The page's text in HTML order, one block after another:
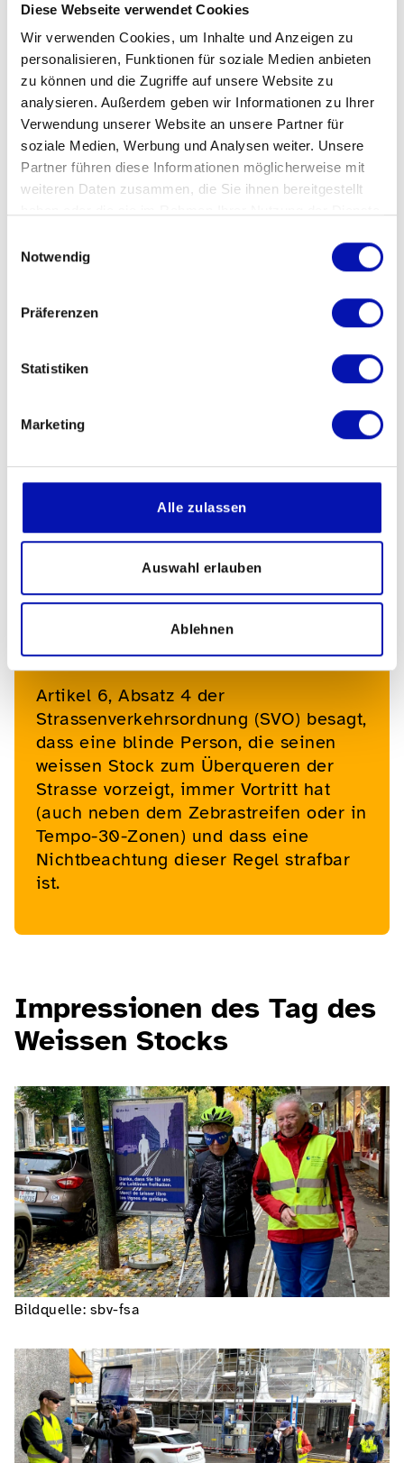
Diese Webseite verwendet Cookies
Wir verwenden Cookies, um Inhalte und Anzeigen zu
personalisieren, Funktionen für soziale Medien anbieten
zu können und die Zugriffe auf unsere Website zu
analysieren. Außerdem geben wir Informationen zu Ihrer
Verwendung unserer Website an unsere Partner für
soziale Medien, Werbung und Analysen weiter. Unsere
Partner führen diese Informationen möglicherweise mit
weiteren Daten zusammen, die Sie ihnen bereitgestellt
Notwendig
Präferenzen
Statistiken
Marketing
Alle zulassen
Auswahl erlauben
Ablehnen
Anlässlich des Internationalen Tags des
weißen Stocks führt der sbv eine
Sensibilisierungsaktion im Herzen von
Freiburg durch. Eine spannende
Fernsehreportage von LA TÉLÉ VAUD
FRIBOURG.
Le 12h30
Eine Radiosendung anlässlich des Tages
des weissen Stocks.
zum Radiobeitrag auf rts
Wussten Sie schon?
Artikel 6, Absatz 4 der
Strassenverkehrsordnung (SVO) besagt,
dass eine blinde Person, die seinen
weissen Stock zum Überqueren der
Strasse vorzeigt, immer Vortritt hat
(auch neben dem Zebrastreifen oder in
Tempo-30-Zonen) und dass eine
Nichtbeachtung dieser Regel strafbar
ist.
Impressionen des Tag des
Weissen Stocks
Bildquelle: sbv-fsa